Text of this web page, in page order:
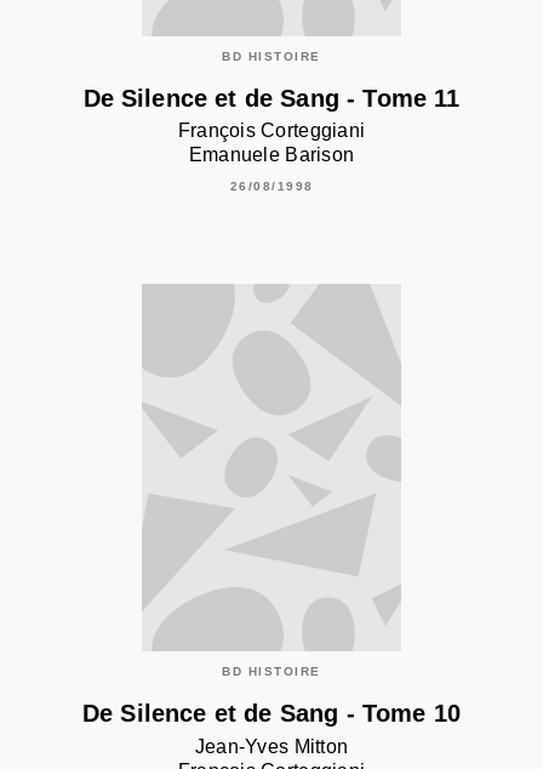
BD HISTOIRE
De Silence et de Sang - Tome 11
François Corteggiani
Emanuele Barison
26/08/1998
BD HISTOIRE
De Silence et de Sang - Tome 10
Jean-Yves Mitton